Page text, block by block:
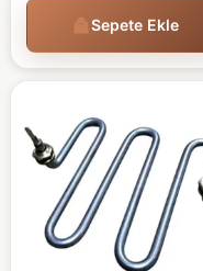
Sepete Ekle